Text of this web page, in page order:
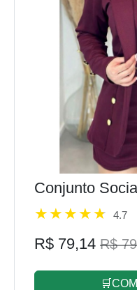
Conjunto
4.7
R$ 79,14 R$